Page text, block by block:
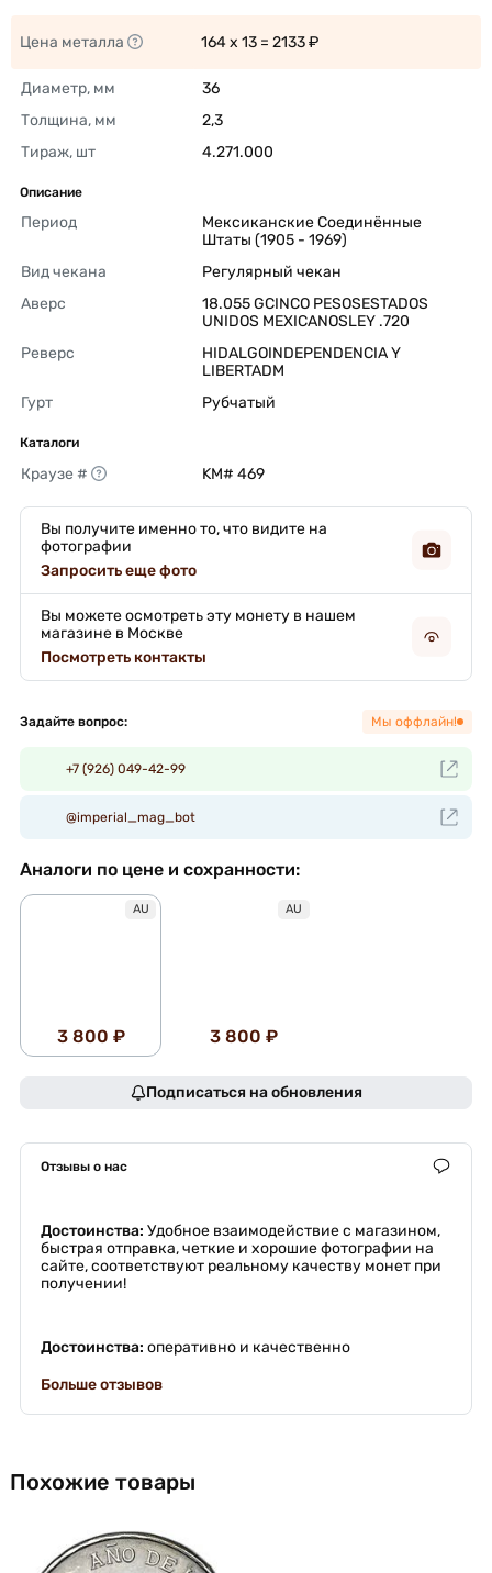
Цена металла 164 x 13 = 2133 ₽
Диаметр, мм
36
Толщина, мм
2,3
Тираж, шт
4.271.000
Описание
Период
Мексиканские Соединённые
Штаты (1905 - 1969)
Вид чекана
Регулярный чекан
Аверс
18.055 GCINCO PESOSESTADOS
UNIDOS MEXICANOSLEY .720
Реверс
HIDALGOINDEPENDENCIA Y
LIBERTADM
Гурт
Рубчатый
Каталоги
Краузе # KM# 469
Вы получите именно то, что видите на
фотографии
Запросить еще фото
Вы можете осмотреть эту монету в нашем
магазине в Москве
Посмотреть контакты
Задайте вопрос: Мы оффлайн!
+7 (926) 049-42-99
@imperial_mag_bot
Аналоги по цене и сохранности:
AU
3 800 ₽
AU
3 800 ₽
Подписаться на обновления
Отзывы о нас
Достоинства: Удобное взаимодействие с магазином,
быстрая отправка, четкие и хорошие фотографии на
сайте, соответствуют реальному качеству монет при
получении!
Достоинства: оперативно и качественно
Больше отзывов
Похожие товары